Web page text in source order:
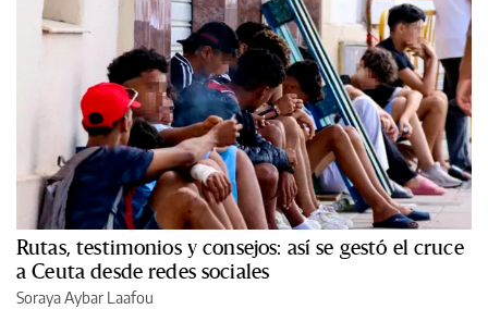
Rutas, testimonios y consejos: así se gestó el cruce
a Ceuta desde redes sociales
Soraya Aybar Laafou